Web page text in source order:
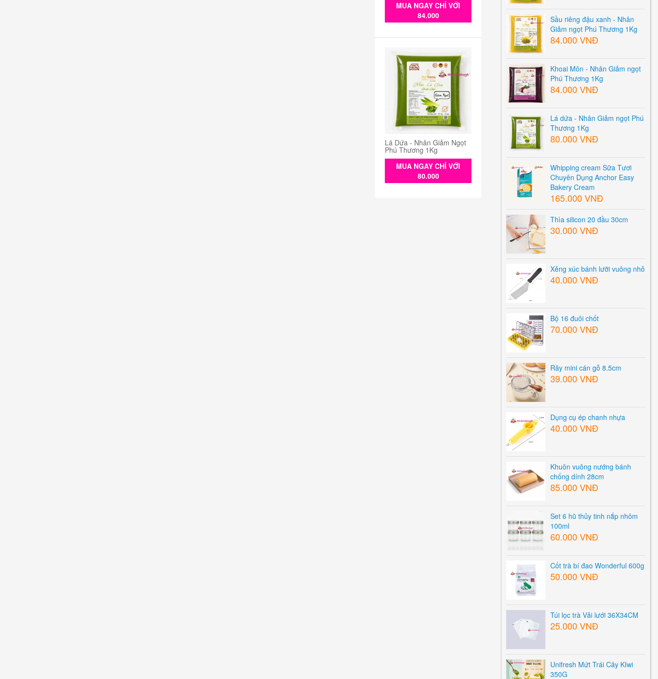
MUA NGAY CHỈ VỚI
84.000
Lá Dứa - Nhân Giảm Ngọt
Phú Thương 1Kg
MUA NGAY CHỈ VỚI
80.000
Sầu riêng đậu xanh - Nhân
Giảm ngọt Phú Thương 1Kg
84.000 VNĐ
Khoai Môn - Nhân Giảm ngọt
Phú Thương 1Kg
84.000 VNĐ
Lá dứa - Nhân Giảm ngọt Phú
Thương 1Kg
80.000 VNĐ
Whipping cream Sữa Tươi
Chuyên Dụng Anchor Easy
Bakery Cream
165.000 VNĐ
Thìa silicon 20 đầu 30cm
30.000 VNĐ
Xẻng xúc bánh lưỡi vuông nhỏ
40.000 VNĐ
Bộ 16 đuôi chốt
70.000 VNĐ
Rây mini cán gỗ 8.5cm
39.000 VNĐ
Dụng cụ ép chanh nhựa
40.000 VNĐ
Khuôn vuông nướng bánh
chống dính 28cm
85.000 VNĐ
Set 6 hũ thủy tinh nắp nhôm
100ml
60.000 VNĐ
Cốt trà bí đao Wonderful 600g
50.000 VNĐ
Túi lọc trà Vải lưới 36X34CM
25.000 VNĐ
Unifresh Mứt Trái Cây KIwi
350G